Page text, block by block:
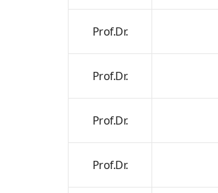
Prof.Dr.
Prof.Dr.
Prof.Dr.
Prof.Dr.